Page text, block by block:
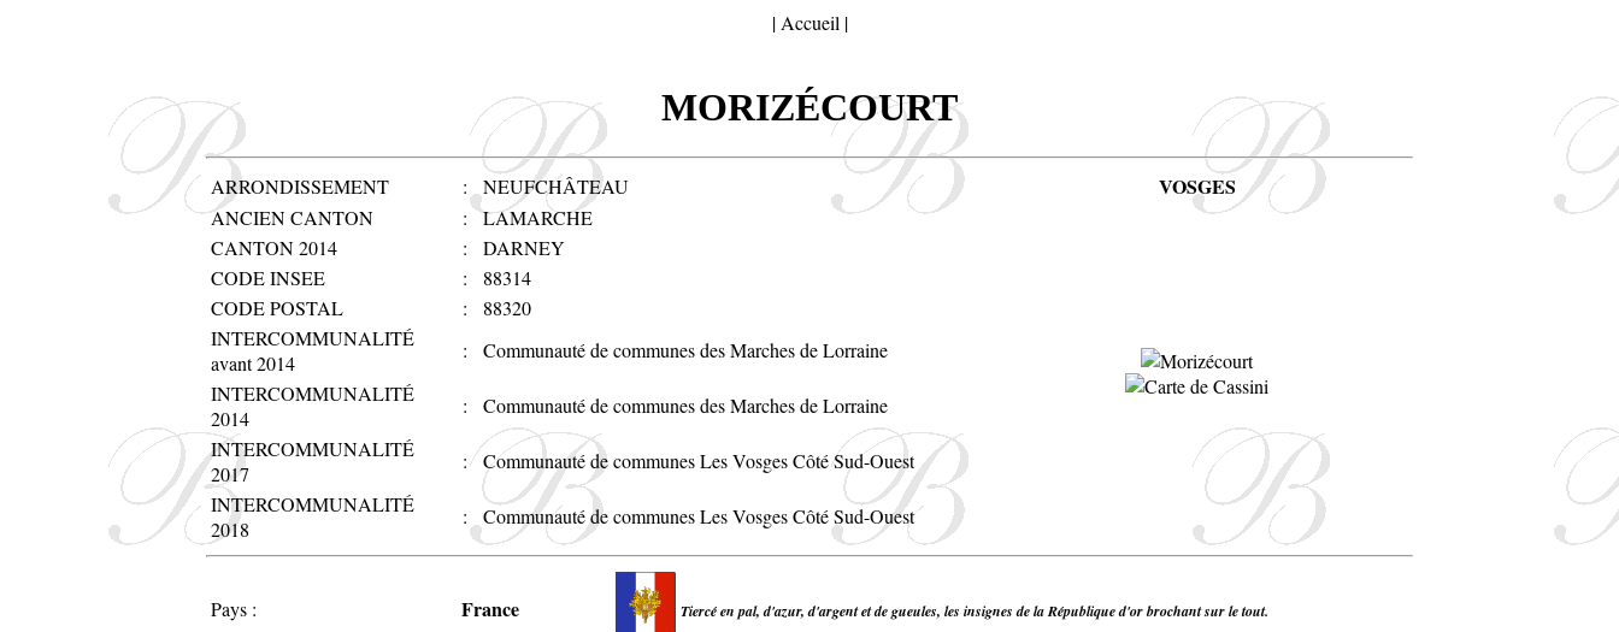
| Accueil |
MORIZÉCOURT
ARRONDISSEMENT : NEUFCHÂTEAU VOSGES
ANCIEN CANTON :
LAMARCHE
CANTON 2014
:
DARNEY
CODE INSEE
:
88314
CODE POSTAL
:
88320
INTERCOMMUNALITÉ
avant 2014
:
Communauté de communes des Marches de Lorraine
INTERCOMMUNALITÉ
2014
:
Communauté de communes des Marches de Lorraine
INTERCOMMUNALITÉ
2017
:
Communauté de communes Les Vosges Côté Sud-Ouest
INTERCOMMUNALITÉ
2018
: Communauté de communes Les Vosges Côté Sud-Ouest
Pays : France Tiercé en pal, d'azur, d'argent et de gueules, les insignes de la République d'or brochant sur le tout.